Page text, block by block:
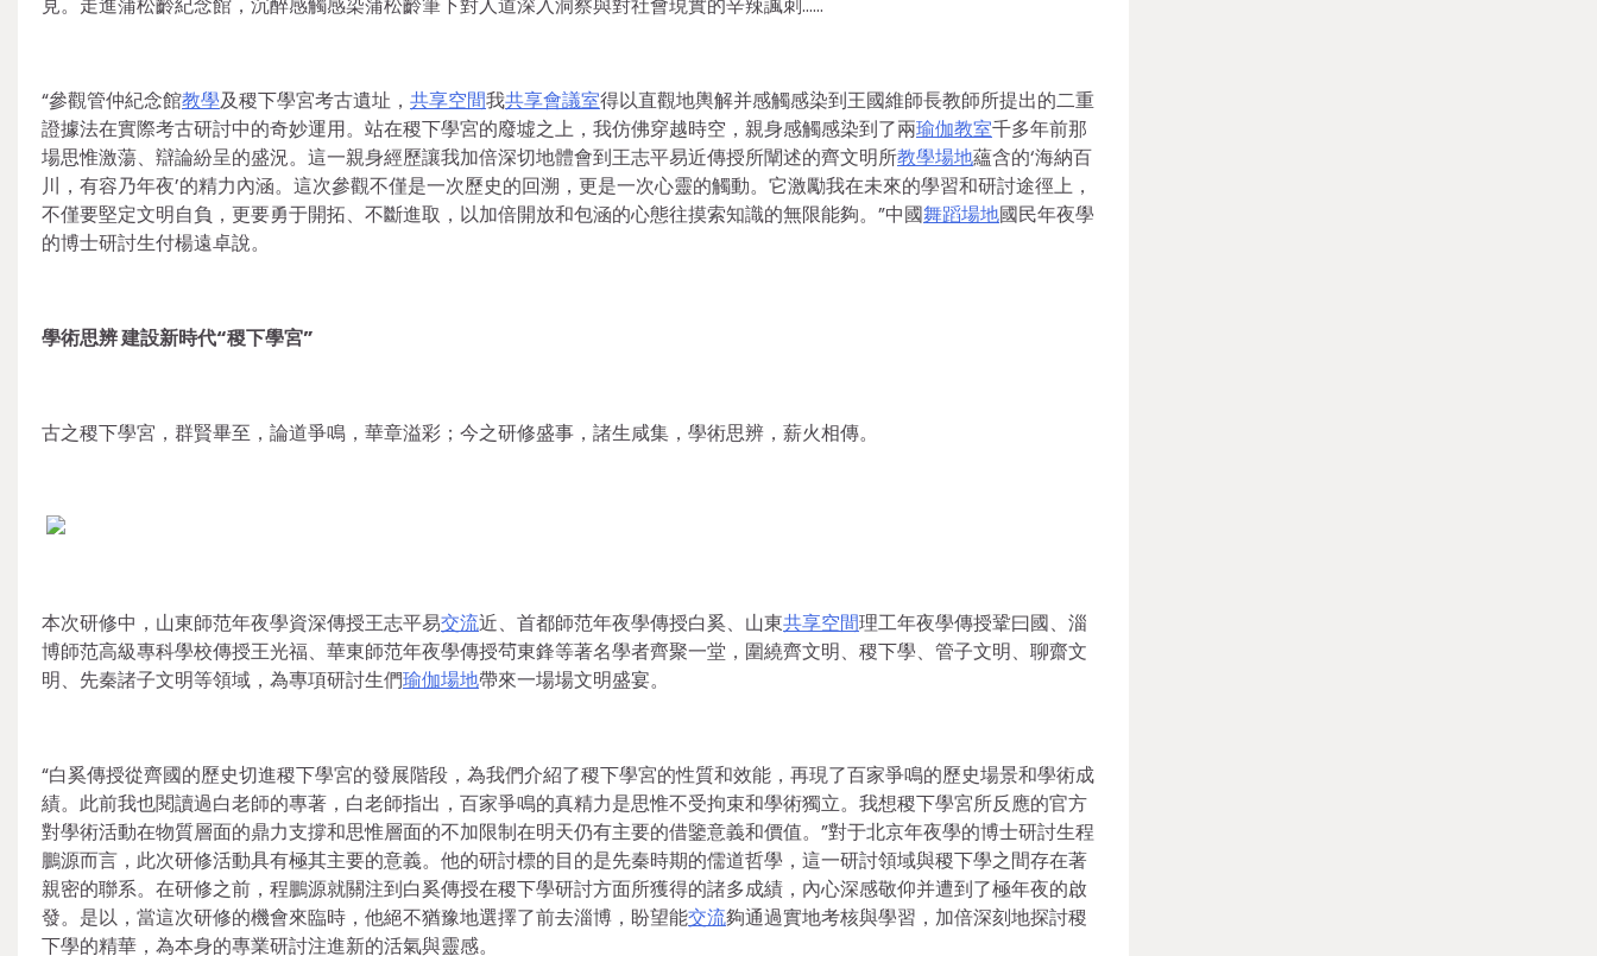
“參觀管仲紀念館教學及稷下學宮考古遺址， 共享空間我共享會議室得以直觀地輿解并感觸感染到王國維師長教師所提出的二重
證據法在實際考古研討中的奇妙運用。站在稷下學宮的廢墟之上，我仿佛穿越時空，親身感觸感染到了兩瑜伽教室千多年前那
場思惟激蕩、辯論紛呈的盛況。這一親身經歷讓我加倍深切地體會到王志平易近傳授所闡述的齊文明所教學場地蘊含的‘海納百
川，有容乃年夜’的精力內涵。這次參觀不僅是一次歷史的回溯，更是一次心靈的觸動。它激勵我在未來的學習和研討途徑上，
不僅要堅定文明自負，更要勇于開拓、不斷進取，以加倍開放和包涵的心態往摸索知識的無限能夠。”中國舞蹈場地國民年夜學
的博士研討生付楊遠卓說。
學術思辨 建設新時代“稷下學宮”
古之稷下學宮，群賢畢至，論道爭鳴，華章溢彩；今之研修盛事，諸生咸集，學術思辨，薪火相傳。
本次研修中，山東師范年夜學資深傳授王志平易交流近、首都師范年夜學傳授白奚、山東共享空間理工年夜學傳授鞏曰國、淄
博師范高級專科學校傳授王光福、華東師范年夜學傳授茍東鋒等著名學者齊聚一堂，圍繞齊文明、稷下學、管子文明、聊齋文
明、先秦諸子文明等領域，為專項研討生們瑜伽場地帶來一場場文明盛宴。
“白奚傳授從齊國的歷史切進稷下學宮的發展階段，為我們介紹了稷下學宮的性質和效能，再現了百家爭鳴的歷史場景和學術成
績。此前我也閱讀過白老師的專著，白老師指出，百家爭鳴的真精力是思惟不受拘束和學術獨立。我想稷下學宮所反應的官方
對學術活動在物質層面的鼎力支撐和思惟層面的不加限制在明天仍有主要的借鑒意義和價值。”對于北京年夜學的博士研討生程
鵬源而言，此次研修活動具有極其主要的意義。他的研討標的目的是先秦時期的儒道哲學，這一研討領域與稷下學之間存在著
親密的聯系。在研修之前，程鵬源就關注到白奚傳授在稷下學研討方面所獲得的諸多成績，內心深感敬仰并遭到了極年夜的啟
發。是以，當這次研修的機會來臨時，他絕不猶豫地選擇了前去淄博，盼望能交流夠通過實地考核與學習，加倍深刻地探討稷
下學的精華，為本身的專業研討注進新的活氣與靈感。